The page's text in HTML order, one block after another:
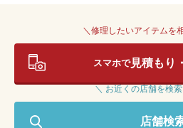
＼修理したいアイテムを
スマホで見積もり
＼ お近くの店舗を検
店舗検